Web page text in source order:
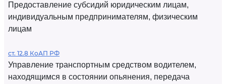
Предоставление субсидий юридическим лицам,
индивидуальным предпринимателям, физическим
лицам
ст. 12.8 КоАП РФ
Управление транспортным средством водителем,
находящимся в состоянии опьянения, передача